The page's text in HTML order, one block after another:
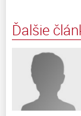
Ďalšie